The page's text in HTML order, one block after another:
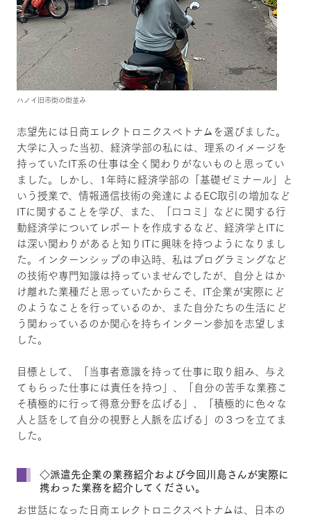
ハノイ旧市街の街並み
志望先には日商エレクトロニクスベトナムを選びました。
大学に入った当初、経済学部の私には、理系のイメージを
持っていたIT系の仕事は全く関わりがないものと思ってい
ました。しかし、1年時に経済学部の「基礎ゼミナール」と
いう授業で、情報通信技術の発達によるEC取引の増加など
ITに関することを学び、また、「口コミ」などに関する行
動経済学についてレポートを作成するなど、経済学とITに
は深い関わりがあると知りITに興味を持つようになりまし
た。インターンシップの申込時、私はプログラミングなど
の技術や専門知識は持っていませんでしたが、自分とはか
け離れた業種だと思っていたからこそ、IT企業が実際にど
のようなことを行っているのか、また自分たちの生活にど
う関わっているのか関心を持ちインターン参加を志望しま
した。
目標として、「当事者意識を持って仕事に取り組み、与え
てもらった仕事には責任を持つ」、「自分の苦手な業務こ
そ積極的に行って得意分野を広げる」、「積極的に色々な
人と話をして自分の視野と人脈を広げる」の３つを立てま
した。
◇派遣先企業の業務紹介および今回川島さんが実際に
携わった業務を紹介してください。
お世話になった日商エレクトロニクスベトナムは、日本の